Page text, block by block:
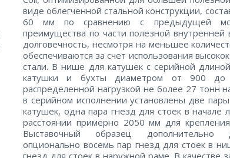
виде облегченной стальной конструкции,
60 мм по сравнению с предыдущей
преимущества по части полезной внутренней
долговечность, несмотря на меньшее
обеспечиваются за счет использования
стали. В нише для катушек с серийной
катушки и бухты диаметром от 900 до
распределенной нагрузкой не более 27 тонн
в серийном исполнении установлены две
катушек, одна пара гнезд для стоек в начале
расстоянии примерно 2050 мм для
Выставочный образец дополнительно
опционально восемь пар гнезд для стоек в